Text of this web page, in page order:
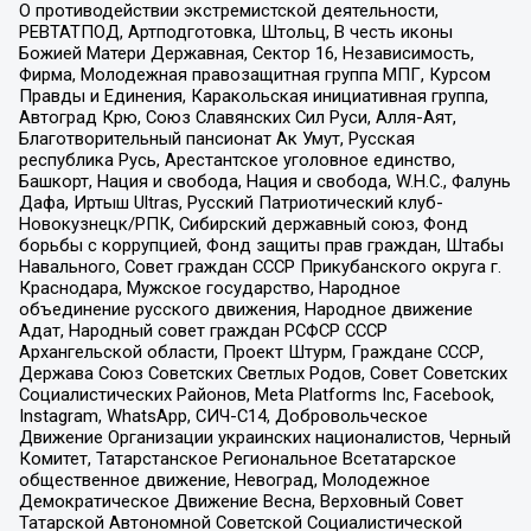
О противодействии экстремистской деятельности,
РЕВТАТПОД, Артподготовка, Штольц, В честь иконы
Божией Матери Державная, Сектор 16, Независимость,
Фирма, Молодежная правозащитная группа МПГ, Курсом
Правды и Единения, Каракольская инициативная группа,
Автоград Крю, Союз Славянских Сил Руси, Алля-Аят,
Благотворительный пансионат Ак Умут, Русская
республика Русь, Арестантское уголовное единство,
Башкорт, Нация и свобода, Нация и свобода, W.H.С., Фалунь
Дафа, Иртыш Ultras, Русский Патриотический клуб-
Новокузнецк/РПК, Сибирский державный союз, Фонд
борьбы с коррупцией, Фонд защиты прав граждан, Штабы
Навального, Совет граждан СССР Прикубанского округа г.
Краснодара, Мужское государство, Народное
объединение русского движения, Народное движение
Адат, Народный совет граждан РСФСР СССР
Архангельской области, Проект Штурм, Граждане СССР,
Держава Союз Советских Светлых Родов, Совет Советских
Социалистических Районов, Meta Platforms Inc, Facebook,
Instagram, WhatsApp, СИЧ-С14, Добровольческое
Движение Организации украинских националистов, Черный
Комитет, Татарстанское Региональное Всетатарское
общественное движение, Невоград, Молодежное
Демократическое Движение Весна, Верховный Совет
Татарской Автономной Советской Социалистической